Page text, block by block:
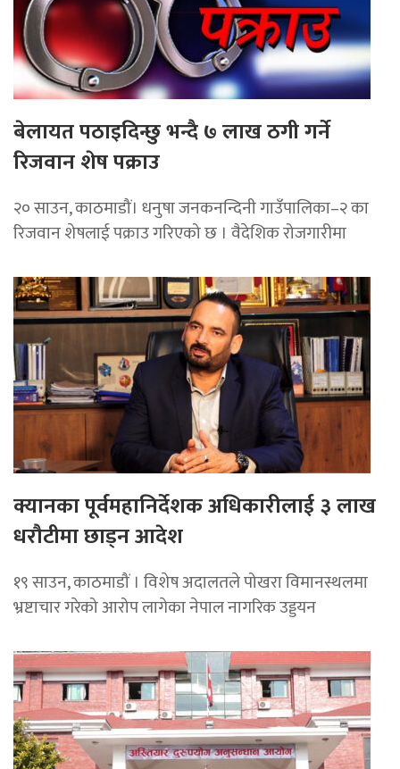
बेलायत पठाइदिन्छु भन्दै ७ लाख ठगी गर्ने
रिजवान शेष पक्राउ
२० साउन, काठमाडौं। धनुषा जनकनन्दिनी गाउँपालिका–२ का
रिजवान शेषलाई पक्राउ गरिएको छ । वैदेशिक रोजगारीमा
क्यानका पूर्वमहानिर्देशक अधिकारीलाई ३ लाख
धरौटीमा छाड्न आदेश
१९ साउन, काठमाडौं । विशेष अदालतले पोखरा विमानस्थलमा
भ्रष्टाचार गरेको आरोप लागेका नेपाल नागरिक उड्डयन